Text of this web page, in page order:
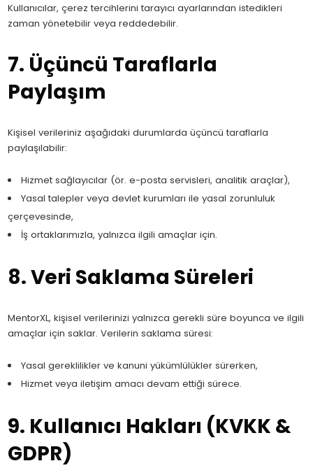
Kullanıcılar, çerez tercihlerini tarayıcı ayarlarından istedikleri
zaman yönetebilir veya reddedebilir.
7. Üçüncü Taraflarla
Paylaşım
Kişisel verileriniz aşağıdaki durumlarda üçüncü taraflarla
paylaşılabilir:
Hizmet sağlayıcılar (ör. e-posta servisleri, analitik araçlar),
Yasal talepler veya devlet kurumları ile yasal zorunluluk
çerçevesinde,
İş ortaklarımızla, yalnızca ilgili amaçlar için.
8. Veri Saklama Süreleri
MentorXL, kişisel verilerinizi yalnızca gerekli süre boyunca ve ilgili
amaçlar için saklar. Verilerin saklama süresi:
Yasal gereklilikler ve kanuni yükümlülükler sürerken,
Hizmet veya iletişim amacı devam ettiği sürece.
9. Kullanıcı Hakları (KVKK &
GDPR)